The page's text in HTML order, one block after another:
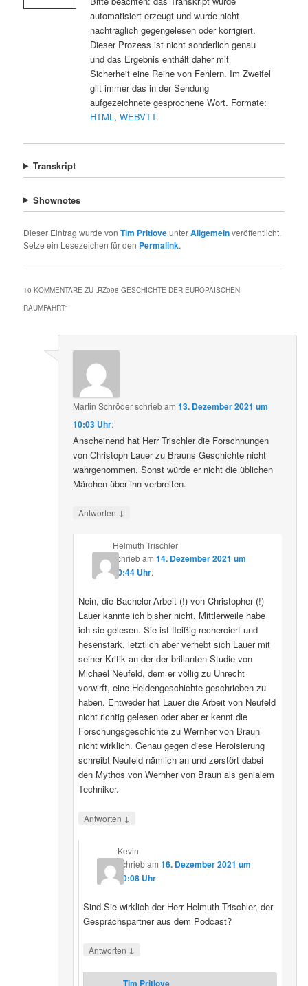
automatisiert erzeugt und wurde nicht
nachträglich gegengelesen oder korrigiert.
Dieser Prozess ist nicht sonderlich genau
und das Ergebnis enthält daher mit
Sicherheit eine Reihe von Fehlern. Im Zweifel
gilt immer das in der Sendung
aufgezeichnete gesprochene Wort. Formate:
HTML, WEBVTT.
Transkript
Shownotes
Dieser Eintrag wurde vonTim PritloveunterAllgemeinveröffentlicht.
Setze ein Lesezeichen für den Permalink.
10 KOMMENTARE ZU „RZ098 GESCHICHTE DER EUROPÄISCHEN
RAUMFAHRT“
Martin Schröderschriebam13. Dezember 2021 um
10:03 Uhr:
Anscheinend hat Herr Trischler die Forschnungen
von Christoph Lauer zu Brauns Geschichte nicht
wahrgenommen. Sonst würde er nicht die üblichen
Märchen über ihn verbreiten.
Antworten ↓
Helmuth Trischler
schriebam 14. Dezember 2021 um
20:44 Uhr:
Nein, die Bachelor-Arbeit (!) von Christopher (!)
Lauer kannte ich bisher nicht. Mittlerweile habe
ich sie gelesen. Sie ist fleißig recherciert und
hesenstark. letztlich aber verhebt sich Lauer mit
seiner Kritik an der der brillanten Studie von
Michael Neufeld, dem er völlig zu Unrecht
vorwirft, eine Heldengeschichte geschrieben zu
haben. Entweder hat Lauer die Arbeit von Neufeld
nicht richtig gelesen oder aber er kennt die
Forschungsgeschichte zu Wernher von Braun
nicht wirklich. Genau gegen diese Heroisierung
schreibt Neufeld nämlich an und zerstört dabei
den Mythos von Wernher von Braun als genialem
Techniker.
Antworten ↓
Kevin
schriebam16. Dezember 2021 um
20:08 Uhr:
Sind Sie wirklich der Herr Helmuth Trischler, der
Gesprächspartner aus dem Podcast?
Antworten ↓
Tim Pritlove